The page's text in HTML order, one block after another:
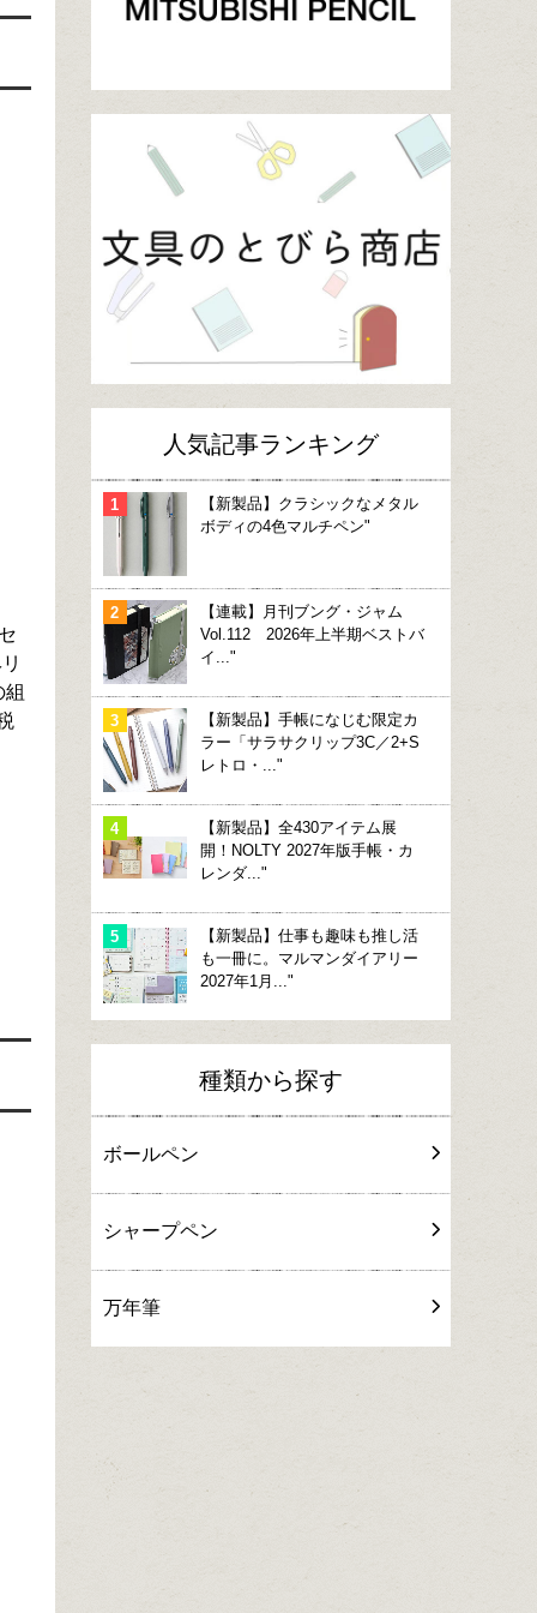
組
人気記事ランキング
【新製品】クラシックなメタル
ボディの4色マルチペン"
【連載】月刊ブング・ジャム
Vol.112 2026年上半期ベストバ
イ..."
【新製品】手帳になじむ限定カ
ラー「サラサクリップ3C／2+S
レトロ・..."
【新製品】全430アイテム展
開！NOLTY 2027年版手帳・カ
レンダ..."
【新製品】仕事も趣味も推し活
も一冊に。マルマンダイアリー
2027年1月..."
種類から探す
ボールペン
シャープペン
万年筆